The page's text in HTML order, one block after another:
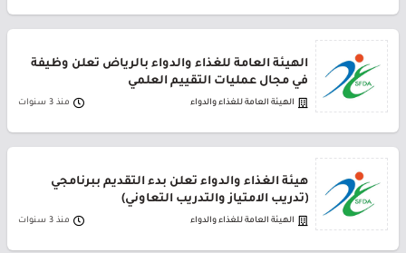
الهيئة العامة للغذاء والدواء بالرياض تعلن وظيفة
في مجال عمليات التقييم العلمي
الهيئة العامة للغذاء والدواء منذ 3 سنوات
هيئة الغذاء والدواء تعلن بدء التقديم ببرنامجي
(تدريب الامتياز والتدريب التعاوني)
الهيئة العامة للغذاء والدواء منذ 3 سنوات